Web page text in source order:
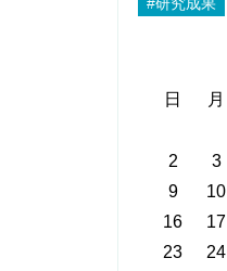
日 月
2
3
9
10
16
17
23
24